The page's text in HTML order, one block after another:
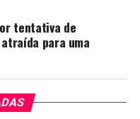
tentativa de
para uma